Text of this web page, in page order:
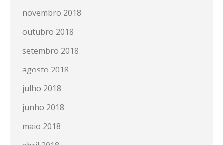
novembro 2018
outubro 2018
setembro 2018
agosto 2018
julho 2018
junho 2018
maio 2018